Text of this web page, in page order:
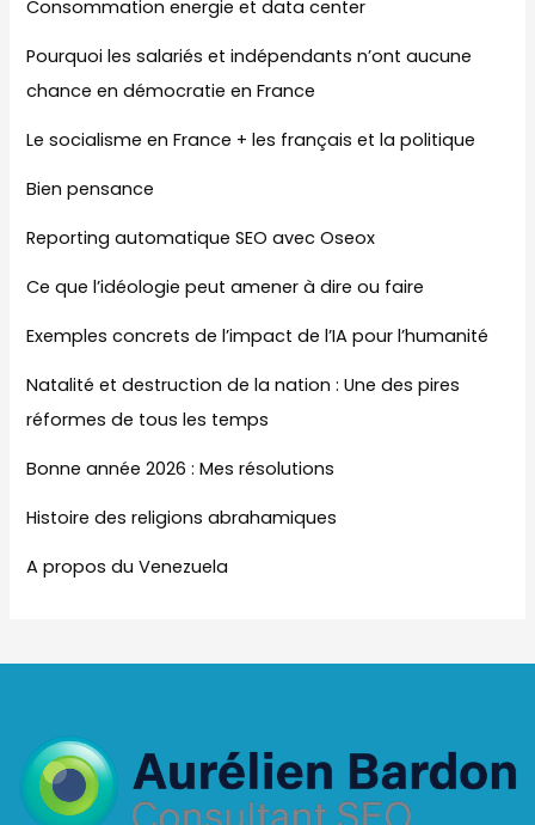
Consommation energie et data center
Pourquoi les salariés et indépendants n’ont aucune
chance en démocratie en France
Le socialisme en France + les français et la politique
Bien pensance
Reporting automatique SEO avec Oseox
Ce que l’idéologie peut amener à dire ou faire
Exemples concrets de l’impact de l’IA pour l’humanité
Natalité et destruction de la nation : Une des pires
réformes de tous les temps
Bonne année 2026 : Mes résolutions
Histoire des religions abrahamiques
A propos du Venezuela